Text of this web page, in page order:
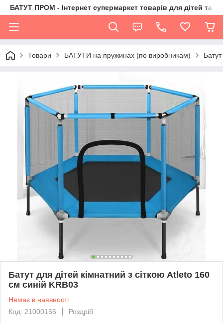
БАТУТ ПРОМ - Інтернет супермаркет товарів для дітей та їх
Товари БАТУТИ на пружинах (по виробникам)
Батут для дітей кімнатний з сіткою Atleto 160
см синій KRB03
Немає в наявності
Код: 21000156
Роздріб